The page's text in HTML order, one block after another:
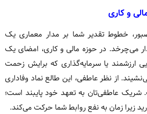
و کاری
خطوط تقدیر شما بر مدار معماری یک
می‌چرخد. در حوزه مالی و کاری، امضای یک
ارزشمند یا سرمایه‌گذاری که برایش زحمت
از نظر عاطفی، این طالع نماد وفاداری
شریک عاطفی‌تان به تعهد خود پایبند است؛
زیرا زمان به نفع روابط شما حرکت می‌کند.